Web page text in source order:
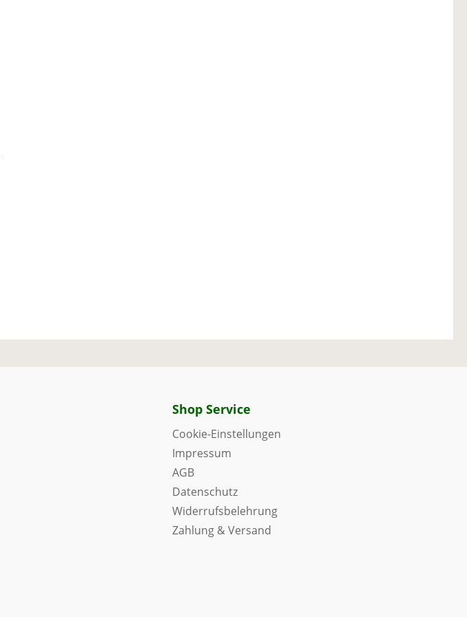
Shop Service
Cookie-Einstellungen
Impressum
AGB
Datenschutz
Widerrufsbelehrung
Zahlung & Versand